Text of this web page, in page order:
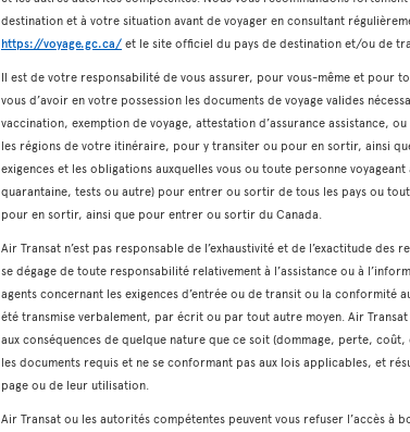
destination et à votre situation avant de voyager en consultant
https://voyage.gc.ca/ et le site officiel du pays de destination et/ou de
Il est de votre responsabilité de vous assurer, pour vous-même et pour
vous d’avoir en votre possession les documents de voyage valides
vaccination, exemption de voyage, attestation d’assurance assistance,
les régions de votre itinéraire, pour y transiter ou pour en sortir, ainsi
exigences et les obligations auxquelles vous ou toute personne
quarantaine, tests ou autre) pour entrer ou sortir de tous les pays ou
pour en sortir, ainsi que pour entrer ou sortir du Canada.
Air Transat n’est pas responsable de l’exhaustivité et de l’exactitude
se dégage de toute responsabilité relativement à l’assistance ou à
agents concernant les exigences d’entrée ou de transit ou la conformité
été transmise verbalement, par écrit ou par tout autre moyen. Air
aux conséquences de quelque nature que ce soit (dommage, perte,
les documents requis et ne se conformant pas aux lois applicables, et
page ou de leur utilisation.
Air Transat ou les autorités compétentes peuvent vous refuser l’accès à